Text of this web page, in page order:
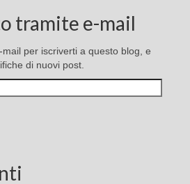
tramite e-mail
per iscriverti a questo blog, e
di nuovi post.